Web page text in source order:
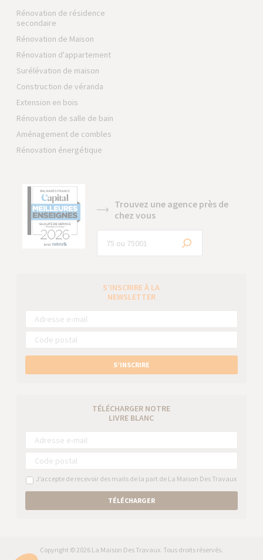
Rénovation de résidence
secondaire
Rénovation de Maison
Rénovation d'appartement
Surélévation de maison
Construction de véranda
Extension en bois
Rénovation de salle de bain
Aménagement de combles
Rénovation énergétique
Trouvez une agence près de
chez vous
S’INSCRIRE À LA
NEWSLETTER
S’INSCRIRE
TÉLÉCHARGER NOTRE
LIVRE BLANC
J’accepte de recevoir des mails de la part de La Maison Des Travaux
TÉLÉCHARGER
Copyright © 2026 La Maison Des Travaux. Tous droits réservés.